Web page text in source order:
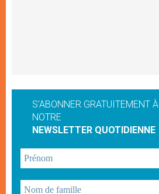
S'ABONNER GRATUITEMENT À
NOTRE
NEWSLETTER QUOTIDIENNE